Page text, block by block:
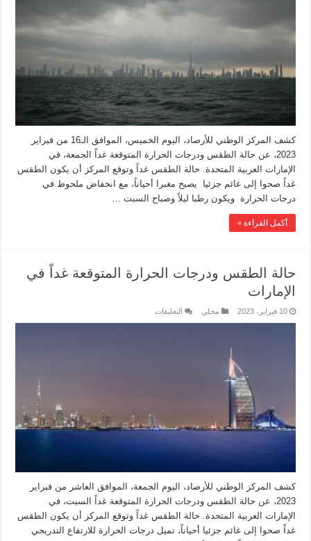
كشف المركز الوطني للأرصاد، اليوم الخميس، الموافق الـ16 من فبراير
2023، عن حالة الطقس ودرجات الحرارة المتوقعة غداً الجمعة، في
الإمارات العربية المتحدة. حالة الطقس غداً وتوقع المركز أن يكون الطقس
غداً صحوا إلى غائم جزئيا يصبح مغبرا أحياناً، مع انخفاض ملحوظ في
درجات الحرارة ويكون رطبا ليلاً وصباح السبت …
أكمل القراءة »
حالة الطقس ودرجات الحرارة المتوقعة غداً في
الإمارات
10 فبراير، 2023 محلي التعليقات
كشف المركز الوطني للأرصاد، اليوم الجمعة، الموافق العاشر من فبراير
2023، عن حالة الطقس ودرجات الحرارة المتوقعة غداً السبت، في
الإمارات العربية المتحدة. حالة الطقس غداً وتوقع المركز أن يكون الطقس
غداً صحوا إلى غائم جزئيا أحياناً، تميل درجات الحرارة للارتفاع التدريجي